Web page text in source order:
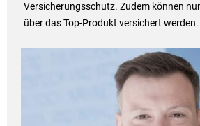
Versicherungsschutz. Zudem können
über das Top-Produkt versichert werden.